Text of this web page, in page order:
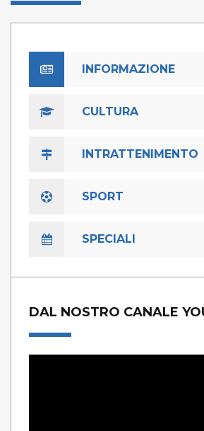
INFORMAZIONE
CULTURA
INTRATTENIMENTO
SPORT
SPECIALI
DAL NOSTRO CANALE